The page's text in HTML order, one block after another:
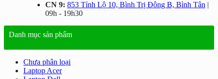
CN 9: 853 Tỉnh Lộ 10, Bình Trị Đông B, Bình Tân |
09h - 19h30
Danh mục sản phẩm
Chưa phân loại
Laptop Acer